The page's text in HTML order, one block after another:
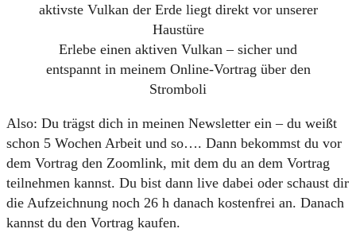
Erlebe einen aktiven Vulkan – sicher und
entspannt in meinem Online-Vortrag über den
Stromboli
Also: Du trägst dich in meinen Newsletter ein – du weißt
schon 5 Wochen Arbeit und so…. Dann bekommst du vor
dem Vortrag den Zoomlink, mit dem du an dem Vortrag
teilnehmen kannst. Du bist dann live dabei oder schaust dir
die Aufzeichnung noch 26 h danach kostenfrei an. Danach
kannst du den Vortrag kaufen.